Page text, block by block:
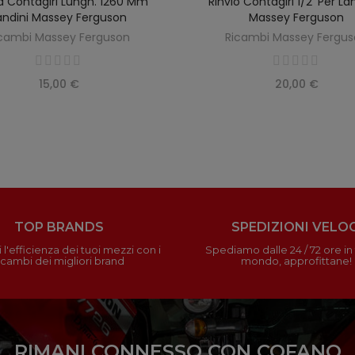
Massey Ferguson
Massey Ferguson
15,00 €
Massey Ferguson
Ricambi Massey
20,00 €
TOP BRANDS
l'efficienza dei tuoi mezzi con i
dei migliori brand
SPEDIZIONI
Spediamo dalle 24 / 72 ore
mondo, approfittane!